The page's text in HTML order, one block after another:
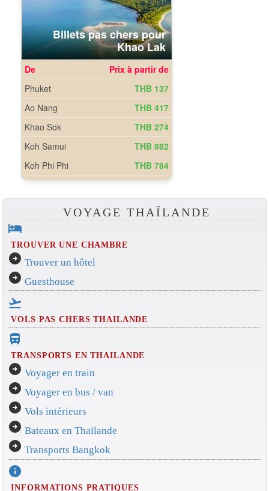
VOYAGE THAÏLANDE
hotel
TROUVER UNE CHAMBRE
arrow_circle_right Trouver un hôtel
arrow_circle_right Guesthouse
flight_takeoff
VOLS PAS CHERS THAILANDE
directions_bus_filled
TRANSPORTS EN THAILANDE
arrow_circle_right Voyager en train
arrow_circle_right Voyager en bus / van
arrow_circle_right Vols intérieurs
arrow_circle_right Bateaux en Thaïlande
arrow_circle_right Transports Bangkok
info
INFORMATIONS PRATIQUES